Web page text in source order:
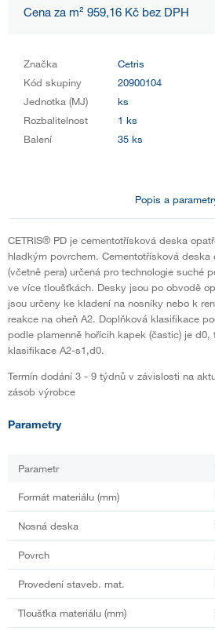
Cena za m² 959,16 Kč bez DPH
Značka
Cetris
Kód skupiny
20900104
Jednotka (MJ)
ks
Rozbalitelnost
1 ks
Balení
35 ks
Popis a
CETRIS® PD je cementotřísková deska
hladkým povrchem. Cementotřísková deska
(včetně pera) určená pro technologie suché
ve více tloušťkách. Desky jsou po obvodě
jsou určeny ke kladení na nosníky nebo k
reakce na oheň A2. Doplňková klasifikace
podle plamenně hořícih kapek (častic) je d0,
klasifikace A2-s1,d0.
Termín dodání 3 - 9 týdnů v závislosti na
zásob výrobce
Parametry
Parametr
Formát materiálu (mm)
Nosná deska
Povrch
Provedení staveb. mat.
Tloušťka materiálu (mm)